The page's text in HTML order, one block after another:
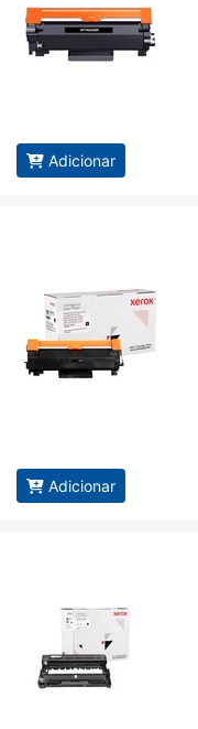
Adicionar
Adicionar